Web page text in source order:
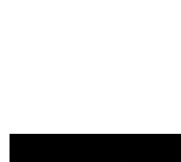
重新演繹腕錶設計大師 Gérald
獨家解析 IWC萬國錶新款工程師自